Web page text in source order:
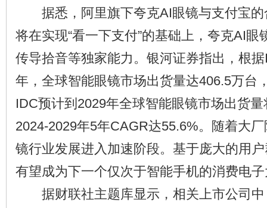
据悉，阿里旗下夸克AI眼镜与支付宝的
将在实现“看一下支付”的基础上，夸克AI眼
传导拾音等独家能力。银河证券指出，根
年，全球智能眼镜市场出货量达406.5万台
IDC预计到2029年全球智能眼镜市场出货
2024-2029年5年CAGR达55.6%。随着大
镜行业发展进入加速阶段。基于庞大的用
有望成为下一个仅次于智能手机的消费电
据财联社主题库显示，相关上市公司中